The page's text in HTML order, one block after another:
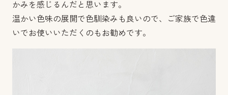
かみを感じるんだと思います。
温かい色味の展開で色馴染みも良いので、ご家族で色違
いでお使いいただくのもお勧めです。